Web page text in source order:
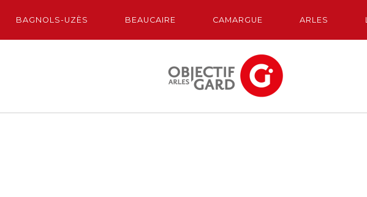
BAGNOLS-UZÈS BEAUCAIRE CAMARGUE ARLES